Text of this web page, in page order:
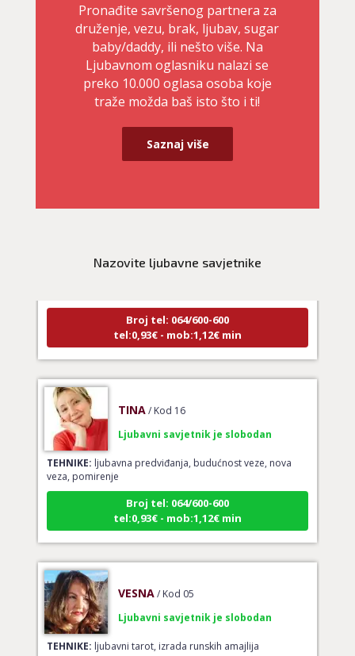
Pronađite savršenog partnera za
druženje, vezu, brak, ljubav, sugar
baby/daddy, ili nešto više. Na
Ljubavnom oglasniku nalazi se
preko 10.000 oglasa osoba koje
traže možda baš isto što i ti!
Saznaj više
Nazovite ljubavne savjetnike
Broj tel: 064/600-600
tel:0,93€ - mob:1,12€ min
TEHNIKE:ljubavna predviđanja, budućnost veze, nova
veza, pomirenje
Broj tel: 064/600-600
tel:0,93€ - mob:1,12€ min
TEHNIKE:ljubavni tarot, izrada runskih amajlija